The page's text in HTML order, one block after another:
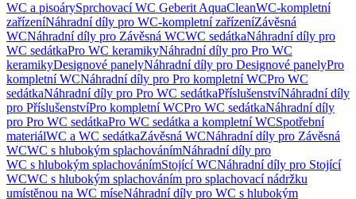
WC a pisoárySprchovací WC Geberit AquaCleanWC-kompletní
zařízeníNáhradní díly pro WC-kompletní zařízeníZávěsná
WCNáhradní díly pro Závěsná WCWC sedátkaNáhradní díly pro
WC sedátkaPro WC keramikyNáhradní díly pro Pro WC
keramikyDesignové panelyNáhradní díly pro Designové panelyPro
kompletní WCNáhradní díly pro Pro kompletní WCPro WC
sedátkaNáhradní díly pro Pro WC sedátkaPříslušenstvíNáhradní díly
pro PříslušenstvíPro kompletní WCPro WC sedátkaNáhradní díly
pro Pro WC sedátkaPro WC sedátka a kompletní WCSpotřební
materiálWC a WC sedátkaZávěsná WCNáhradní díly pro Závěsná
WCWC s hlubokým splachovánímNáhradní díly pro
WC s hlubokým splachovánímStojící WCNáhradní díly pro Stojící
WCWC s hlubokým splachováním pro splachovací nádržku
umístěnou na WC míseNáhradní díly pro WC s hlubokým